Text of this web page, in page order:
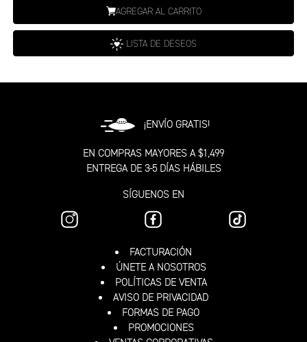
AGREGAR AL CARRITO
LISTA DE DESEOS
¡ENVÍO GRATIS!
EN COMPRAS MAYORES A $1,499
ENTREGA DE 3-5 DÍAS HÁBILES
SÍGUENOS EN
FACTURACIÓN
ÚNETE A NOSOTROS
POLÍTICAS DE VENTA
AVISO DE PRIVACIDAD
FORMAS DE PAGO
PROMOCIONES